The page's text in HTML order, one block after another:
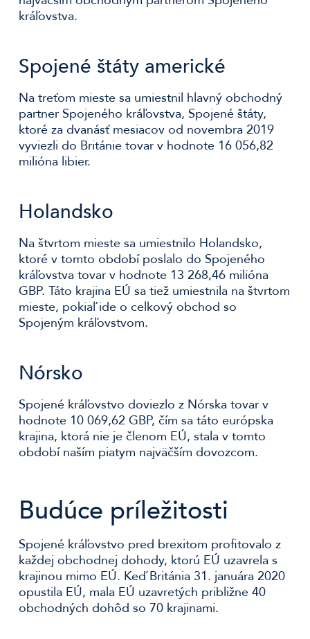
kráľovstva.
Spojené štáty americké
Na treťom mieste sa umiestnil hlavný obchodný
partner Spojeného kráľovstva, Spojené štáty,
ktoré za dvanásť mesiacov od novembra 2019
vyviezli do Británie tovar v hodnote 16 056,82
milióna libier.
Holandsko
Na štvrtom mieste sa umiestnilo Holandsko,
ktoré v tomto období poslalo do Spojeného
kráľovstva tovar v hodnote 13 268,46 milióna
GBP. Táto krajina EÚ sa tiež umiestnila na štvrtom
mieste, pokiaľ ide o celkový obchod so
Spojeným kráľovstvom.
Nórsko
Spojené kráľovstvo doviezlo z Nórska tovar v
hodnote 10 069,62 GBP, čím sa táto európska
krajina, ktorá nie je členom EÚ, stala v tomto
období naším piatym najväčším dovozcom.
Budúce príležitosti
Spojené kráľovstvo pred brexitom profitovalo z
každej obchodnej dohody, ktorú EÚ uzavrela s
krajinou mimo EÚ. Keď Británia 31. januára 2020
opustila EÚ, mala EÚ uzavretých približne 40
obchodných dohôd so 70 krajinami.